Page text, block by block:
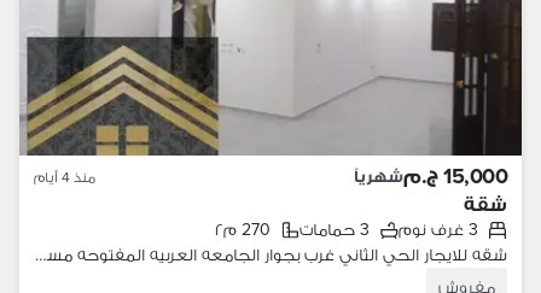
15,000 ج.م شهرياً منذ 4 أيام
شقة
3 غرف نوم 3 حمامات
270 م٢
شقه للايجار الحي الثاني غرب بجوار الجامعه العربيه المفتوحه مساحه 250 متر تشطيب الترا سوبر لوكس
مفروش